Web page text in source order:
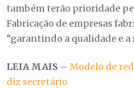
também terão prioridade
Fabricação de empresas
“garantindo a qualidade e a
LEIA MAIS – Modelo de
diz secretário